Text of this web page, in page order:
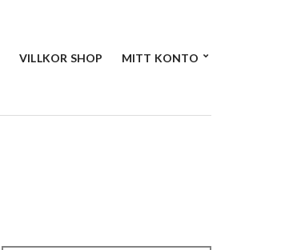
VILLKOR SHOP MITT KONTO